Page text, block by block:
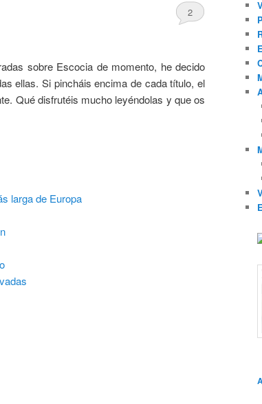
2
sobre Escocia de momento, he decido
ellas. Si pincháis encima de cada título, el
Qué disfrutéis mucho leyéndolas y que os
larga de Europa